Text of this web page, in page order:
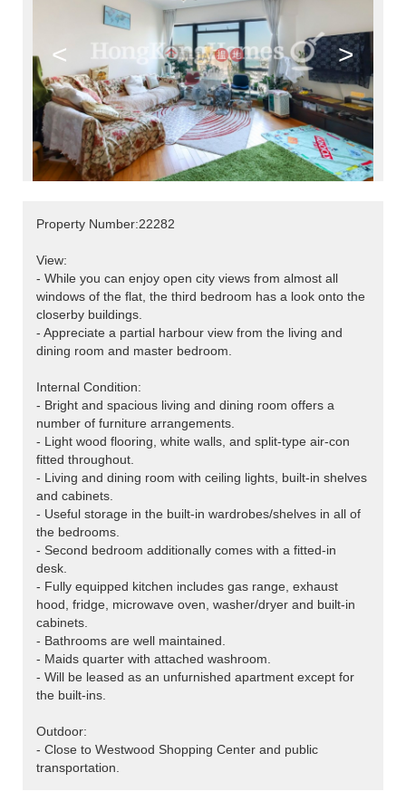
< >
Property Number:22282
View:
- While you can enjoy open city views from almost all
windows of the flat, the third bedroom has a look onto the
closerby buildings.
- Appreciate a partial harbour view from the living and
dining room and master bedroom.
Internal Condition:
- Bright and spacious living and dining room offers a
number of furniture arrangements.
- Light wood flooring, white walls, and split-type air-con
fitted throughout.
- Living and dining room with ceiling lights, built-in shelves
and cabinets.
- Useful storage in the built-in wardrobes/shelves in all of
the bedrooms.
- Second bedroom additionally comes with a fitted-in
desk.
- Fully equipped kitchen includes gas range, exhaust
hood, fridge, microwave oven, washer/dryer and built-in
cabinets.
- Bathrooms are well maintained.
- Maids quarter with attached washroom.
- Will be leased as an unfurnished apartment except for
the built-ins.
Outdoor:
- Close to Westwood Shopping Center and public
transportation.